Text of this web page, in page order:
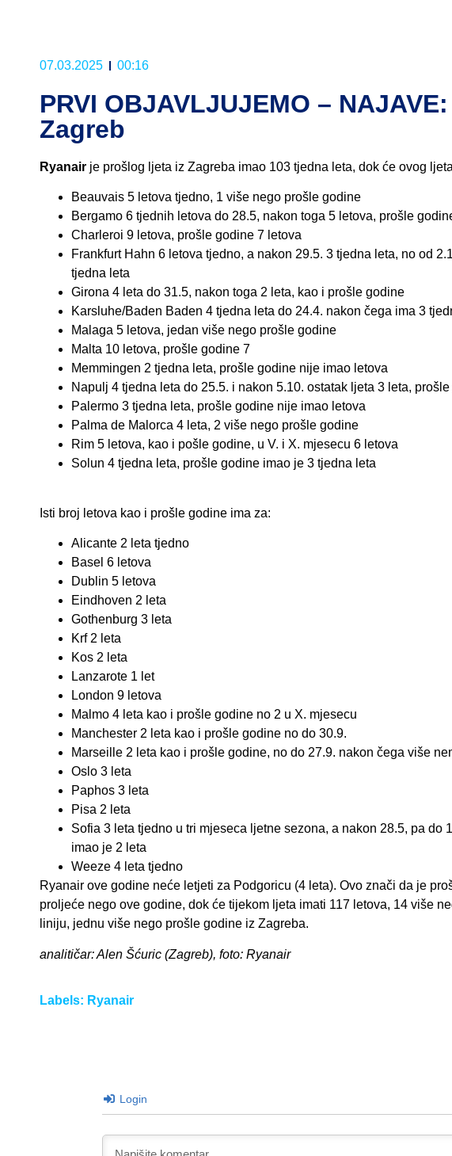
07.03.2025 00:16
PRVI OBJAVLJUJEMO –
Zagreb
Ryanair je prošlog ljeta iz Zagreba imao 103 tjedna leta, dok će ovog
Beauvais 5 letova tjedno, 1 više nego prošle godine
Bergamo 6 tjednih letova do 28.5, nakon toga 5 letova, prošle
Charleroi 9 letova, prošle godine 7 letova
Frankfurt Hahn 6 letova tjedno, a nakon 29.5. 3 tjedna leta, no od
tjedna leta
Girona 4 leta do 31.5, nakon toga 2 leta, kao i prošle godine
Karsluhe/Baden Baden 4 tjedna leta do 24.4. nakon čega ima 3
Malaga 5 letova, jedan više nego prošle godine
Malta 10 letova, prošle godine 7
Memmingen 2 tjedna leta, prošle godine nije imao letova
Napulj 4 tjedna leta do 25.5. i nakon 5.10. ostatak ljeta 3 leta,
Palermo 3 tjedna leta, prošle godine nije imao letova
Palma de Malorca 4 leta, 2 više nego prošle godine
Rim 5 letova, kao i pošle godine, u V. i X. mjesecu 6 letova
Solun 4 tjedna leta, prošle godine imao je 3 tjedna leta
Isti broj letova kao i prošle godine ima za:
Alicante 2 leta tjedno
Basel 6 letova
Dublin 5 letova
Eindhoven 2 leta
Gothenburg 3 leta
Krf 2 leta
Kos 2 leta
Lanzarote 1 let
London 9 letova
Malmo 4 leta kao i prošle godine no 2 u X. mjesecu
Manchester 2 leta kao i prošle godine no do 30.9.
Marseille 2 leta kao i prošle godine, no do 27.9. nakon čega više
Oslo 3 leta
Paphos 3 leta
Pisa 2 leta
Sofia 3 leta tjedno u tri mjeseca ljetne sezona, a nakon 28.5, pa
imao je 2 leta
Weeze 4 leta tjedno
Ryanair ove godine neće letjeti za Podgoricu (4 leta). Ovo znači da je
proljeće nego ove godine, dok će tijekom ljeta imati 117 letova, 14 više
liniju, jednu više nego prošle godine iz Zagreba.
analitičar: Alen Šćuric (Zagreb), foto: Ryanair
Labels: Ryanair
Login